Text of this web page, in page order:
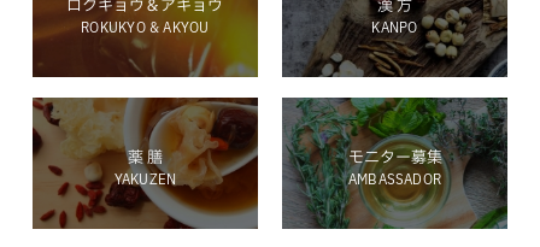
ホールディングス サイト
Language
ロクキョウ＆アキョウ
ROKUKYO & AKYOU
漢 方
KANPO
薬 膳
YAKUZEN
モニター募集
AMBASSADOR